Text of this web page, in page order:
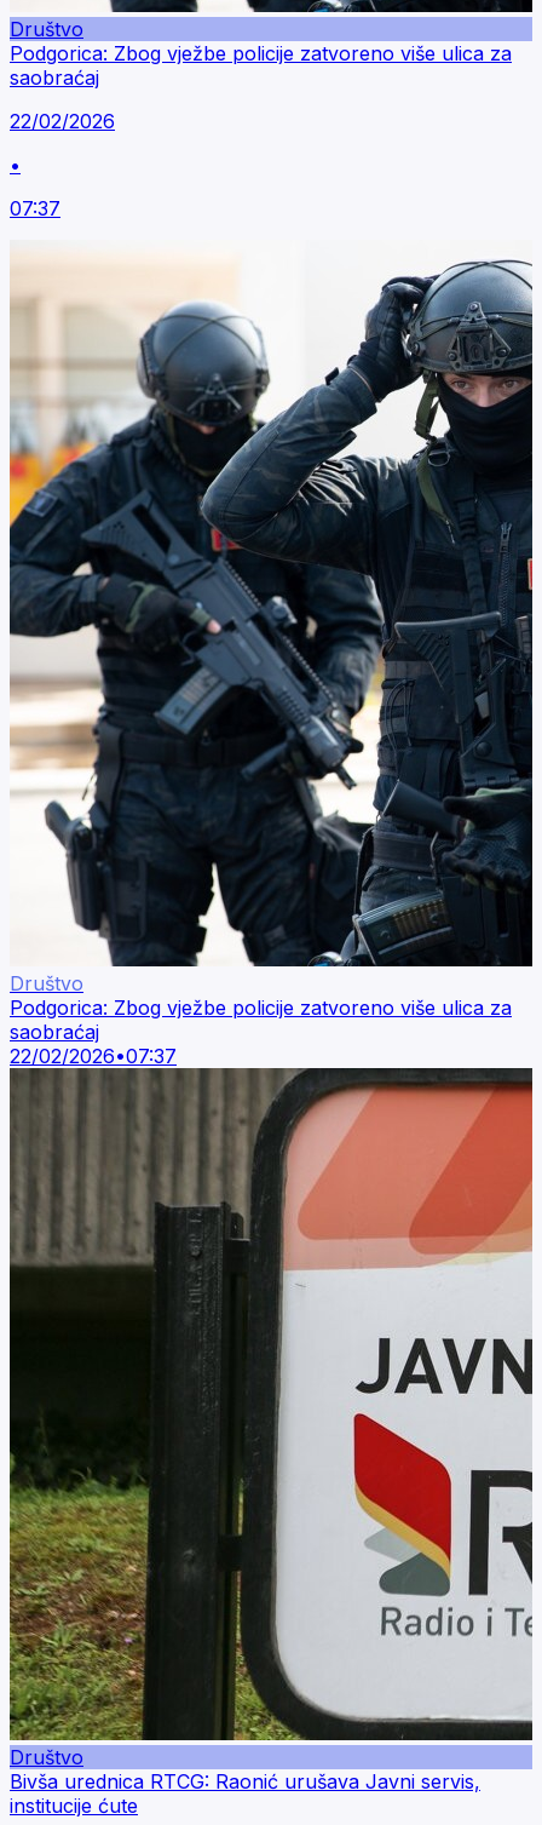
Društvo
Podgorica: Zbog vježbe policije zatvoreno više ulica za
saobraćaj
22/02/2026
•
07:37
Društvo
Podgorica: Zbog vježbe policije zatvoreno više ulica za
saobraćaj
22/02/2026•07:37
Društvo
Bivša urednica RTCG: Raonić urušava Javni servis,
institucije ćute